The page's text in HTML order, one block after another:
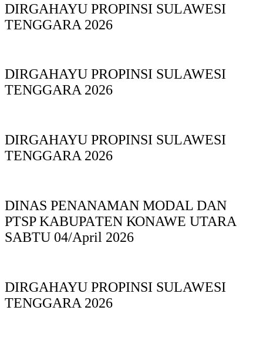
DIRGAHAYU PROPINSI SULAWESI
TENGGARA 2026
DIRGAHAYU PROPINSI SULAWESI
TENGGARA 2026
DIRGAHAYU PROPINSI SULAWESI
TENGGARA 2026
DINAS PΕΝΑΝΑΜAN MODAL DAN
PTSP KABUPAΤΕΝ ΚΟNAWE UTARA
SABTU 04/April 2026
DIRGAHAYU PROPINSI SULAWESI
TENGGARA 2026